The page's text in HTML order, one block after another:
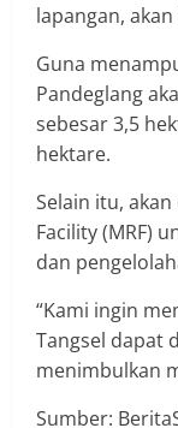
lapangan,
Guna
Pandeglang
sebesar 3,5
hektare.
Selain itu,
Facility (MRF)
dan
“Kami ingin
Tangsel dapat
menimbulkan
Sumber: